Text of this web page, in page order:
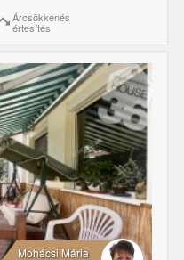
Árcsökkenés
értesítés
Mohácsi Mária